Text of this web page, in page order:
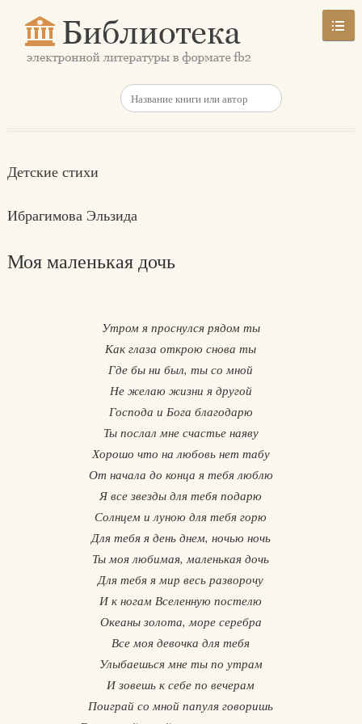
Детские стихи
Ибрагимова Эльзида
Моя маленькая дочь
Утром я проснулся рядом ты
Как глаза открою снова ты
Где бы ни был, ты со мной
Не желаю жизни я другой
Господа и Бога благодарю
Ты послал мне счастье наяву
Хорошо что на любовь нет табу
От начала до конца я тебя люблю
Я все звезды для тебя подарю
Солнцем и луною для тебя горю
Для тебя я день днем, ночью ночь
Ты моя любимая, маленькая дочь
Для тебя я мир весь разворочу
И к ногам Вселенную постелю
Океаны золота, море серебра
Все моя девочка для тебя
Улыбаешься мне ты по утрам
И зовешь к себе по вечерам
Поиграй со мной папуля говоришь